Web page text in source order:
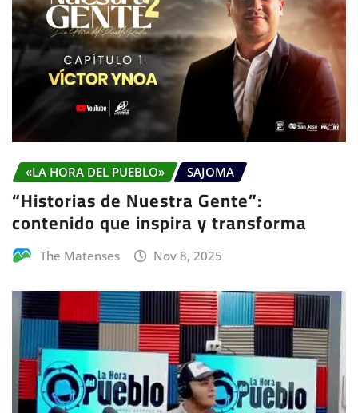
«LA HORA DEL PUEBLO» SAJOMA
“Historias de Nuestra Gente”:
contenido que inspira y transforma
The Matenses Nov 8, 2025